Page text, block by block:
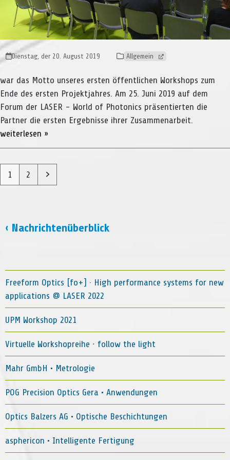
Dienstag, der 20. August 2019 Allgemein
war das Motto unseres ersten öffentlichen Workshops zum
Ende des ersten Projektjahres. Am 25. Juni 2019 auf dem
Forum der LASER - World of Photonics präsentierten die
Partner die ersten Ergebnisse ihrer Zusammenarbeit.
weiterlesen »
Seite
1 Seite
2 Vorwärts
‹ Nachrichtenüberblick
Freeform Optics [fo+] · High performance systems for new
applications @ LASER 2022
UPM Workshop 2021
Virtuelle Workshopreihe ∙ follow the light
Mahr GmbH • Metrologie
POG Precision Optics Gera • Anwendungen
Optics Balzers AG • Optische Beschichtungen
asphericon • Intelligente Fertigung